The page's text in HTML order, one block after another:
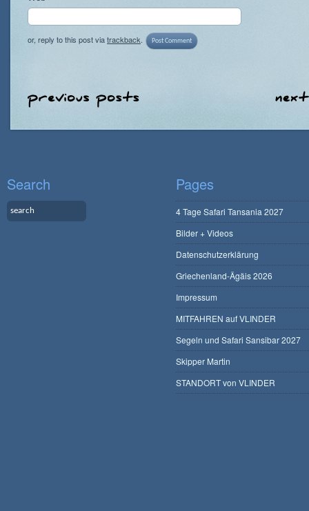
or, reply to this post viatrackback
Search Pages
4 Tage Safari Tansania 2027
Bilder + Videos
Datenschutzerklärung
Griechenland-Ägäis 2026
Impressum
MITFAHREN auf VLINDER
Segeln und Safari Sansibar 2027
Skipper Martin
STANDORT von VLINDER